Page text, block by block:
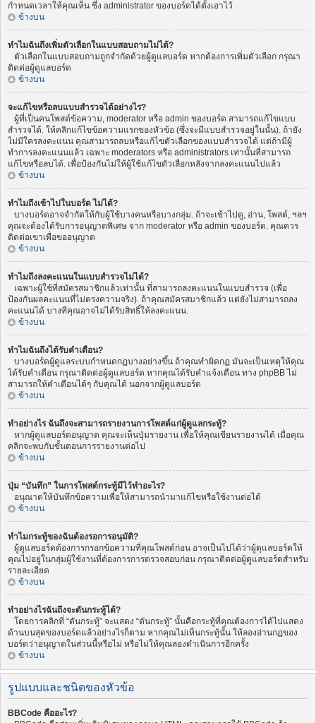
กำหนดเวลาให้คุณเห็น ซึ่ง administrator ของบอร์ดได้ตั้งเอาไว้
ข้างบน
ทำไมฉันถึงเพิ่มตัวเลือกในแบบสอบถามไม่ได้?
ตัวเลือกในแบบสอบถามถูกจำกัดด้วยผู้ดูแลบอร์ด หากต้องการเพิ่มตัวเลือก กรุณา
ติดต่อผู้ดูแลบอร์ด
ข้างบน
จะแก้ไขหรือลบแบบสำรวจได้อย่างไร?
ผู้ที่เป็นคนโพสต์ข้อความ, moderator หรือ admin ของบอร์ด สามารถแก้ไขแบบ
สำรวจได้. ให้คลิกแก้ไขข้อความแรกของหัวข้อ (ซึ่งจะมีแบบสำรวจอยู่ในนั้น). ถ้ายัง
ไม่มีใครลงคะแนน คุณสามารถลบหรือแก้ไขตัวเลือกของแบบสำรวจได้ แต่ถ้ามีผู้
ทำการลงคะแนนแล้ว เฉพาะ moderators หรือ administrators เท่านั้นที่สามารถ
แก้ไขหรือลบได้. เพื่อป้องกันไม่ให้ผู้ใช้แก้ไขตัวเลือกหลังจากลงคะแนนไปแล้ว
ข้างบน
ทำไมถึงเข้าไปในบอร์ด ไม่ได้?
บางบอร์ดอาจจำกัดให้กับผู้ใช้บางคนหรือบางกลุ่ม. ถ้าจะเข้าไปดู, อ่าน, โพสต์, ฯลฯ
คุณจะต้องได้รับการอนุญาตพิเศษ จาก moderator หรือ admin ของบอร์ด. คุณควร
ติดต่อเขาเพื่อขออนุญาต
ข้างบน
ทำไมถึงลงคะแนนในแบบสำรวจไม่ได้?
เฉพาะผู้ใช้ที่สมัครสมาชิกแล้วเท่านั้น ที่สามารถลงคะแนนในแบบสำรวจ (เพื่อ
ป้องกันผลคะแนนที่ไม่ตรงความจริง). ถ้าคุณสมัครสมาชิกแล้ว แต่ยังไม่สามารถลง
คะแนนได้ บางทีคุณอาจไม่ได้รับสิทธิ์ให้ลงคะแนน.
ข้างบน
ทำไมฉันถึงได้รับคำเตือน?
บางบอร์ดผู้ดูแลระบบกำหนดกฏบางอย่างขึ้น ถ้าคุณทำผิดกฏ มันจะเป็นเหตุให้คุณ
ได้รับคำเตือน กรุณาติดต่อผู้ดูแลบอร์ด หากคุณได้รับคำแจ้งเตือน ทาง phpBB ไม่
สามารถให้คำเตือนได้ๆ กับคุณได้ นอกจากผู้ดูแลบอร์ด
ข้างบน
ทำอย่างไร ฉันถึงจะสามารถรายงานการโพสต์แก่ผู้ดูแลกระทู้?
หากผู้ดูแลบอร์ดอนุญาต คุณจะเห็นปุ่มรายงาน เพื่อให้คุณเขียนรายงานได้ เมื่อคุณ
คลิกจะพบกับขั้นตอนการรายงานต่อไป
ข้างบน
ปุ่ม “บันทึก” ในการโพสต์กระทู้มีไว้ทำอะไร?
อนุณาตให้บันทึกข้อความเพื่อให้สามารถนำมาแก้ไขหรือใช้งานต่อได้
ข้างบน
ทำไมกระทู้ของฉันต้องรอการอนุมัติ?
ผู้ดูแลบอร์ดต้องการกรอกข้อความที่คุณโพสต์ก่อน อาจเป็นไปได้ว่าผู้ดุแลบอร์ดให้
คุณไปอยู่ในกลุ่มผู้ใช้งานที่ต้องการการตรวจสอบก่อน กรุณาติดต่อผู้ดูแลบอร์ดสำหรับ
รายละเอียด
ข้างบน
ทำอย่างไรฉันถึงจะดันกระทู้ได้?
โดยการคลิกที่ “ดันกระทู้” จะแสดง “ดันกระทู้” นั้นคือกระทู้ที่คุณต้องการได้ไปแสดง
ด้านบนสุดของบอร์ดแล้วอย่างไรก็ตาม หากคุณไม่เห็นกระทู้นั้น ให้ลองอ่านกฏของ
บอร์ดว่าอนุญาตในส่วนนี้หรือไม่ หรือไม่ให้คุณลองดำเนินการอีกครั้ง
ข้างบน
รูปแบบและชนิดของหัวข้อ
BBCode คืออะไร?